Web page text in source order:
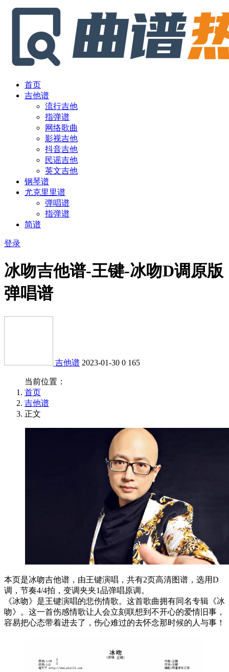
首页
吉他谱
流行吉他
指弹谱
网络歌曲
影视吉他
抖音吉他
民谣吉他
英文吉他
钢琴谱
尤克里里谱
弹唱谱
指弹谱
简谱
登录
冰吻吉他谱-王键-冰吻D调原版
弹唱谱
吉他谱 2023-01-30 0 165
当前位置：
首页
吉他谱
正文
本页是冰吻吉他谱，由王键演唱，共有2页高清图谱，选用D
调，节奏4/4拍，变调夹夹1品弹唱原调。
《冰吻》是王键演唱的悲伤情歌。这首歌曲拥有同名专辑《冰
吻》。这一首伤感情歌让人会立刻联想到不开心的爱情旧事，
容易把心态带着进去了，伤心难过的去怀念那时候的人与事！